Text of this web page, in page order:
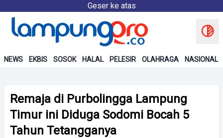
Geser ke atas
NEWS EKBIS SOSOK HALAL PELESIR OLAHRAGA NASIONAL
Remaja di Purbolingga Lampung
Timur ini Diduga Sodomi Bocah 5
Tahun Tetangganya